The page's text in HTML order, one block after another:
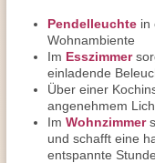
Pendelleuchte in
Wohnambiente
Im Esszimmer
einladende
Über einer
angenehmem
Im Wohnzimmer
und schafft eine
entspannte